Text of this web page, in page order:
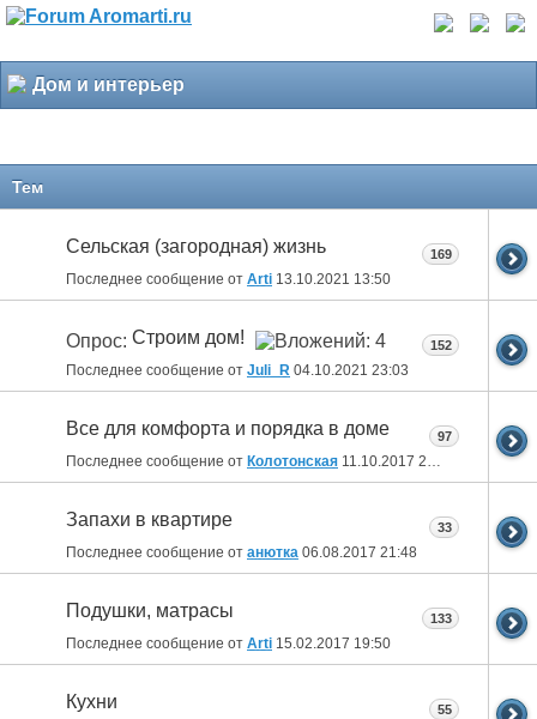
Дом и интерьер
Тем
Сельская (загородная) жизнь
Последнее сообщение от Arti 13.10.2021 13:50
169
Опрос: Строим дом!
Последнее сообщение от Juli_R 04.10.2021 23:03
152
Все для комфорта и порядка в доме
Последнее сообщение от Колотонская 11.10.2017 23:12
97
Запахи в квартире
Последнее сообщение от анютка 06.08.2017 21:48
33
Подушки, матрасы
Последнее сообщение от Arti 15.02.2017 19:50
133
Кухни 55